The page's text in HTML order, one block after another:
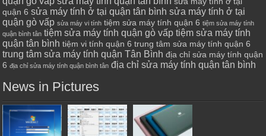
quận 6 sửa máy tính ở tại quận tân bình sửa máy tính ở tại
quận gò vấp sửa máy vi tính tiệm sửa máy tính quận 6 tiệm sửa máy tính
quận bình tân tiệm sửa máy tính quận gò vấp tiệm sửa máy tính
quận tân bình tiệm vi tính quận 6 trung tâm sửa máy tính quận 6
trung tâm sửa máy tính quận Tân Bình địa chỉ sửa máy tính quận
6 địa chỉ sửa máy tính quận bình tân địa chỉ sửa máy tính quận tân bình
News in Pictures